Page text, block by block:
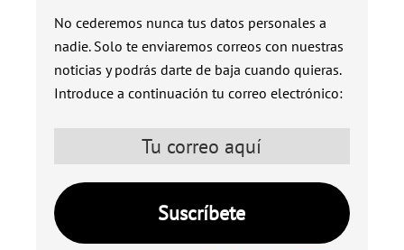
No cederemos nunca tus datos personales a
nadie. Solo te enviaremos correos con nuestras
noticias y podrás darte de baja cuando quieras.
Introduce a continuación tu correo electrónico: